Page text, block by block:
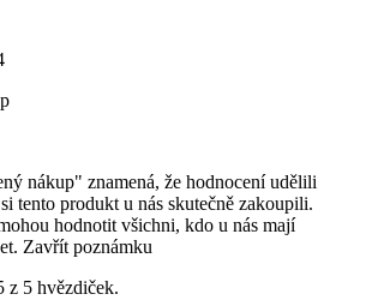
nákup" znamená, že hodnocení udělili
tento produkt u nás skutečně zakoupili.
hodnotit všichni, kdo u nás mají
Zavřít poznámku
z 5 hvězdiček.